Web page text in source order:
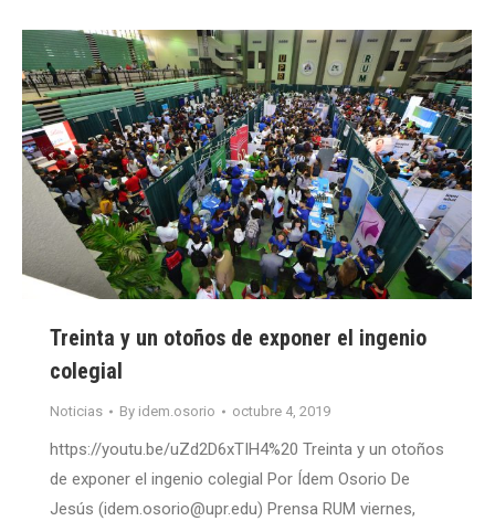
Treinta y un otoños de exponer el ingenio
colegial
Noticias By idem.osorio octubre 4, 2019
https://youtu.be/uZd2D6xTIH4%20 Treinta y un otoños
de exponer el ingenio colegial Por Ídem Osorio De
Jesús (idem.osorio@upr.edu) Prensa RUM viernes,